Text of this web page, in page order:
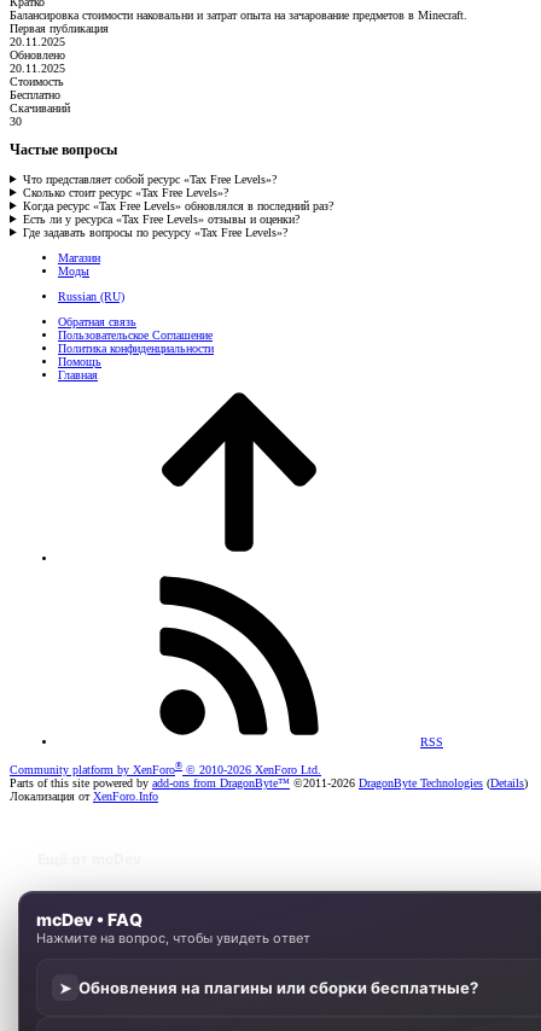
Балансировка стоимости наковальни и затрат опыта на зачарование предметов в Minecraft.
Первая публикация
20.11.2025
Обновлено
20.11.2025
Стоимость
Бесплатно
Скачиваний
30
Частые вопросы
Что представляет собой ресурс «Tax Free Levels»?
Сколько стоит ресурс «Tax Free Levels»?
Когда ресурс «Tax Free Levels» обновлялся в последний раз?
Есть ли у ресурса «Tax Free Levels» отзывы и оценки?
Где задавать вопросы по ресурсу «Tax Free Levels»?
Магазин
Моды
Russian (RU)
Обратная связь
Пользовательское Соглашение
Политика конфиденциальности
Помощь
Главная
RSS
Community platform by XenForo® © 2010-2026 XenForo Ltd.
Parts of this site powered by add-ons from DragonByte™ ©2011-2026 DragonByte Technologies (Details)
Локализация отXenForo.Info
mcDev • FAQ
Нажмите на вопрос, чтобы увидеть ответ
➤ Обновления на плагины или сборки бесплатные?